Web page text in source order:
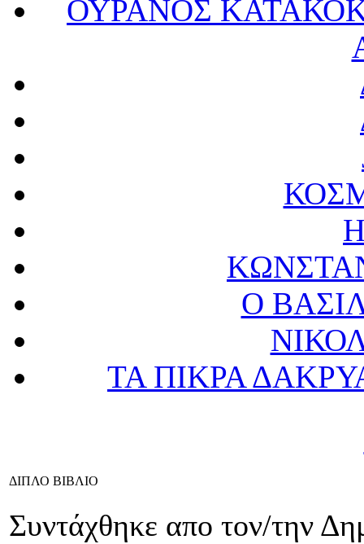
ΟΥΡΑΝΟΣ
Ο
ΤΑ ΠΙΚΡΑ
ΔΙΠΛΟ ΒΙΒΛΙΟ
Συντάχθηκε απο τον/την